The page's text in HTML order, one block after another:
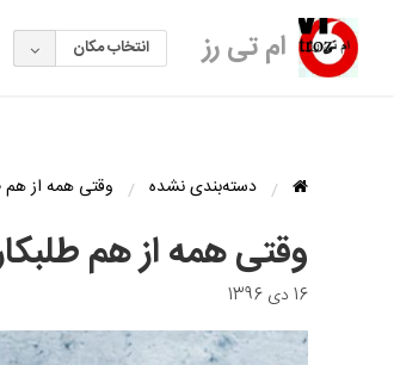
ام تی رز انتخاب مکان
دسته‌بندی نشده وقتی همه از هم
وقتی همه از هم
16 دی 1396